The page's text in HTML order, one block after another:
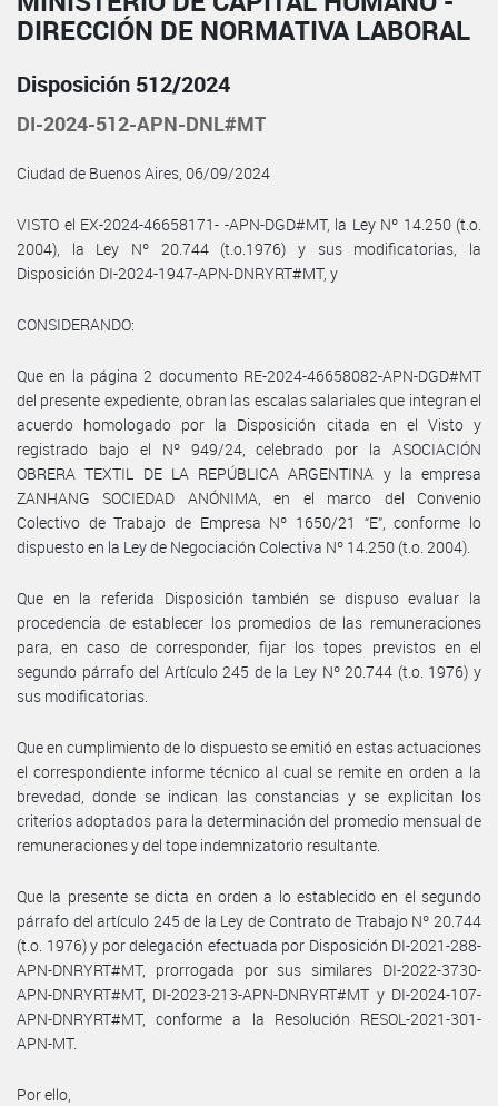
DIRECCIÓN DE NORMATIVA LABORAL
Disposición 512/2024
DI-2024-512-APN-DNL#MT
Ciudad de Buenos Aires, 06/09/2024
VISTO el EX-2024-46658171- -APN-DGD#MT, la Ley Nº 14.250 (t.o.
2004), la Ley Nº 20.744 (t.o.1976) y sus modificatorias, la
Disposición DI-2024-1947-APN-DNRYRT#MT, y
CONSIDERANDO:
Que en la página 2 documento RE-2024-46658082-APN-DGD#MT
del presente expediente, obran las escalas salariales que integran el
acuerdo homologado por la Disposición citada en el Visto y
registrado bajo el Nº 949/24, celebrado por la ASOCIACIÓN
OBRERA TEXTIL DE LA REPÚBLICA ARGENTINA y la empresa
ZANHANG SOCIEDAD ANÓNIMA, en el marco del Convenio
Colectivo de Trabajo de Empresa Nº 1650/21 “E”, conforme lo
dispuesto en la Ley de Negociación Colectiva Nº 14.250 (t.o. 2004).
Que en la referida Disposición también se dispuso evaluar la
procedencia de establecer los promedios de las remuneraciones
para, en caso de corresponder, fijar los topes previstos en el
segundo párrafo del Artículo 245 de la Ley Nº 20.744 (t.o. 1976) y
sus modificatorias.
Que en cumplimiento de lo dispuesto se emitió en estas actuaciones
el correspondiente informe técnico al cual se remite en orden a la
brevedad, donde se indican las constancias y se explicitan los
criterios adoptados para la determinación del promedio mensual de
remuneraciones y del tope indemnizatorio resultante.
Que la presente se dicta en orden a lo establecido en el segundo
párrafo del artículo 245 de la Ley de Contrato de Trabajo Nº 20.744
(t.o. 1976) y por delegación efectuada por Disposición DI-2021-288-
APN-DNRYRT#MT, prorrogada por sus similares DI-2022-3730-
APN-DNRYRT#MT, DI-2023-213-APN-DNRYRT#MT y DI-2024-107-
APN-DNRYRT#MT, conforme a la Resolución RESOL-2021-301-
APN-MT.
Por ello,